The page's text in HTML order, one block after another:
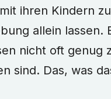
ihren Kindern
allein lassen.
nicht oft genug
sind. Das, was